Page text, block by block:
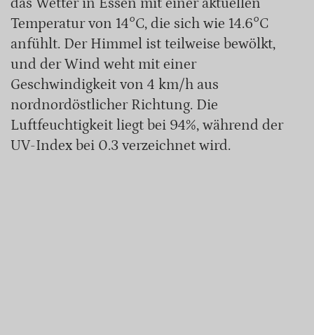
Temperatur von 14°C, die sich wie 14.6°C
anfühlt. Der Himmel ist teilweise bewölkt,
und der Wind weht mit einer
Geschwindigkeit von 4 km/h aus
nordnordöstlicher Richtung. Die
Luftfeuchtigkeit liegt bei 94%, während der
UV-Index bei 0.3 verzeichnet wird.